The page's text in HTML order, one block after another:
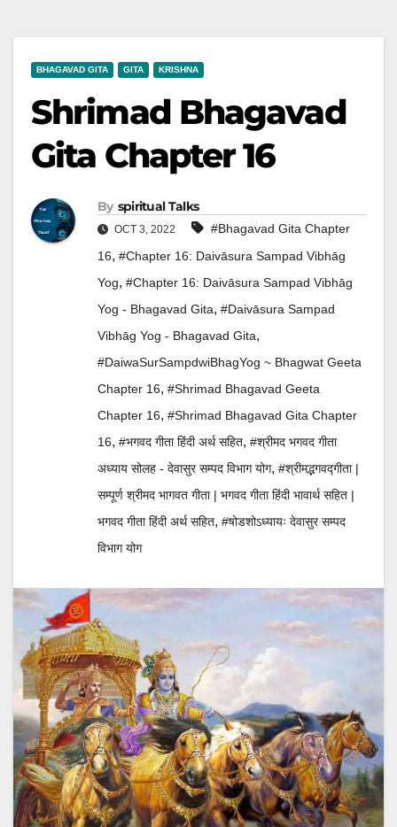
BHAGAVAD GITA GITA KRISHNA
Shrimad Bhagavad
Gita Chapter 16
By Spiritual Talks
OCT 3, 2022
#bhagavad Gita Chapter
16, #Chapter 16: Daivāsura Sampad Vibhāg
Yog, #Chapter 16: Daivāsura Sampad Vibhāg
Yog - Bhagavad Gita, #Daivāsura Sampad
Vibhāg Yog - Bhagavad Gita,
#DaiwaSurSampdwiBhagYog ~ Bhagwat Geeta
Chapter 16, #shrimad Bhagavad Geeta
Chapter 16, #Shrimad Bhagavad Gita Chapter
16, #भगवद गीता हिंदी अर्थ सहित, #श्रीमद भगवद गीता
अध्याय सोलह - देवासुर सम्पद विभाग योग, #श्रीमद्भगवद्गीता |
सम्पूर्ण श्रीमद भागवत गीता | भगवद गीता हिंदी भावार्थ सहित |
भगवद गीता हिंदी अर्थ सहित, #षोडशोऽध्यायः देवासुर सम्पद
विभाग योग